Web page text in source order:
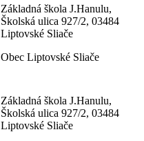
Základná škola J.Hanulu,
Školská ulica 927/2, 03484
Liptovské Sliače
Obec Liptovské Sliače
Základná škola J.Hanulu,
Školská ulica 927/2, 03484
Liptovské Sliače